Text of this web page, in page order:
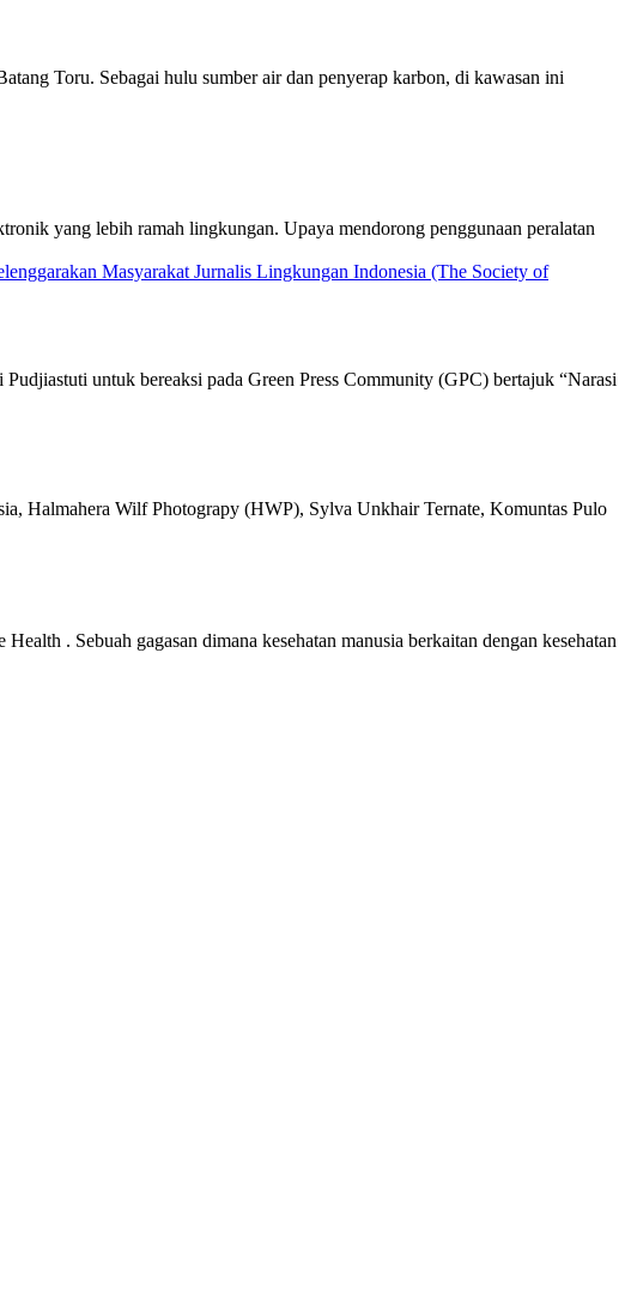
Toru. Sebagai hulu sumber air dan penyerap karbon, di kawasan ini
yang lebih ramah lingkungan. Upaya mendorong penggunaan peralatan
untuk bereaksi pada Green Press Community (GPC) bertajuk “Narasi
Halmahera Wilf Photograpy (HWP), Sylva Unkhair Ternate, Komuntas Pulo
. Sebuah gagasan dimana kesehatan manusia berkaitan dengan kesehatan